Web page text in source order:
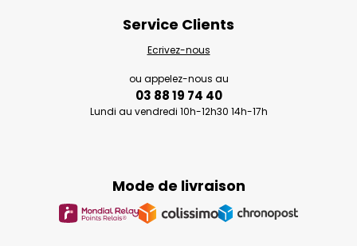
Mode de livraison
Service Clients
Ecrivez-nous
ou appelez-nous au
03 88 19 74 40
Lundi au vendredi 10h-12h30 14h-17h